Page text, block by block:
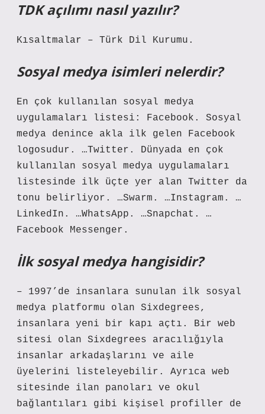
TDK açılımı nasıl yazılır?
Kısaltmalar – Türk Dil Kurumu.
Sosyal medya isimleri nelerdir?
En çok kullanılan sosyal medya
uygulamaları listesi: Facebook. Sosyal
medya denince akla ilk gelen Facebook
logosudur. …Twitter. Dünyada en çok
kullanılan sosyal medya uygulamaları
listesinde ilk üçte yer alan Twitter da
tonu belirliyor. …Swarm. …Instagram. …
LinkedIn. …WhatsApp. …Snapchat. …
Facebook Messenger.
İlk sosyal medya hangisidir?
– 1997’de insanlara sunulan ilk sosyal
medya platformu olan Sixdegrees,
insanlara yeni bir kapı açtı. Bir web
sitesi olan Sixdegrees aracılığıyla
insanlar arkadaşlarını ve aile
üyelerini listeleyebilir. Ayrıca web
sitesinde ilan panoları ve okul
bağlantıları gibi kişisel profiller de